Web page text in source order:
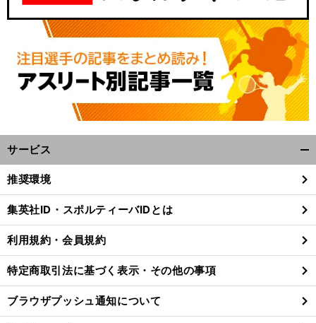
サービス
閉
る
推奨環境
集英社ID・スポルティーバIDとは
利用規約・会員規約
特定商取引法に基づく表示・その他の事項
ブラウザプッシュ通知について